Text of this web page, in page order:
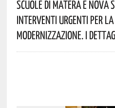
Scuole Di Matera E
Interventi Urgenti Per La
Modernizzazione. I